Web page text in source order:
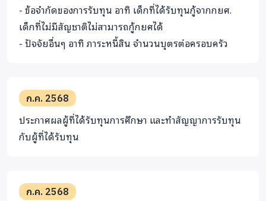
ท่านร่วมเป็นส่วนหนึ่งของทุนการศึกษานี้
ร่วมบริจาควันนี้เพื่อให้เด็กที่มีความมุ่งมั่นได้รับโอกาสทางการ
ศึกษา
มอบอนาคตให้พวกเขา… และให้ประเทศไทยมีอนาคตที่สดใส
ขึ้น
ให้โอกาสหนึ่งครั้ง เปลี่ยนชีวิตได้ตลอดไป
- ข้อจำกัดของการรับทุน อาทิ เด็กที่ได้รับทุนกู้จากกยศ.
เด็กที่ไม่มีสัญชาติไม่สามารถกู้กยศได้
- ปัจจัยอื่นๆ อาทิ ภาระหนี้สิน จำนวนบุตรต่อครอบครัว
ก.ค. 2568
ประกาศผลผู้ที่ได้รับทุนการศึกษา และทำสัญญาการรับทุน
กับผู้ที่ได้รับทุน
ก.ค. 2568